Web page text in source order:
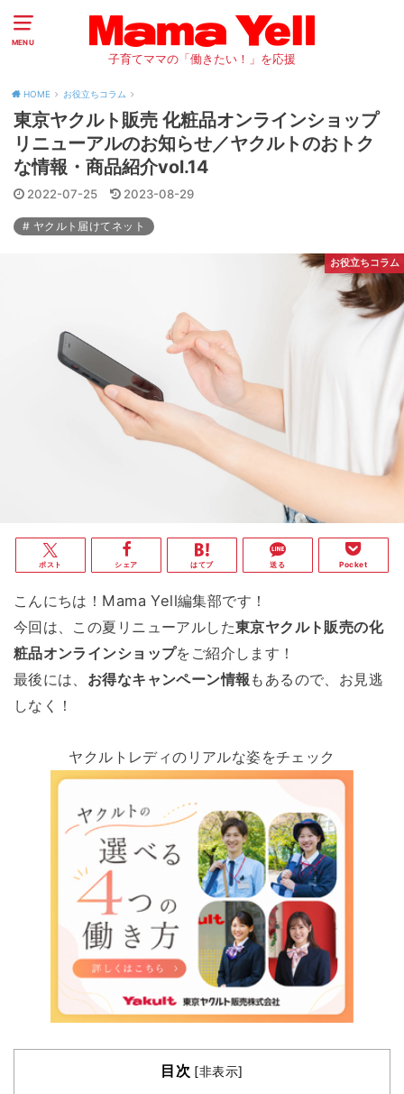
MENU
子育てママの「働きたい！」を応援
HOME お役立ちコラム
東京ヤクルト販売 化粧品オンラインショップ
リニューアルのお知らせ／ヤクルトのおトク
な情報・商品紹介vol.14
2022-07-25 2023-08-29
ヤクルト届けてネット
お役立ちコラム
ポスト シェア はてブ 送る Pocket
こんにちは！Mama Yell編集部です！
今回は、この夏リニューアルした東京ヤクルト販売の化
粧品オンラインショップをご紹介します！
最後には、 お得なキャンペーン情報 もあるので、お見逃
しなく！
ヤクルトレディのリアルな姿をチェック
目次 [非表示]